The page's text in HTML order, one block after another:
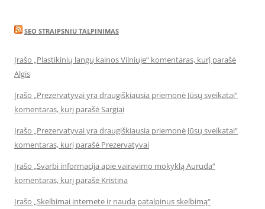
SEO STRAIPSNIU TALPINIMAS
Įrašo „Plastikinių langų kainos Vilniuje“ komentaras, kurį parašė
Algis
Įrašo „Prezervatyvai yra draugiškiausia priemonė Jūsų sveikatai“
komentaras, kurį parašė Sargiai
Įrašo „Prezervatyvai yra draugiškiausia priemonė Jūsų sveikatai“
komentaras, kurį parašė Prezervatyvai
Įrašo „Svarbi informacija apie vairavimo mokyklą Auruda“
komentaras, kurį parašė Kristina
Įrašo „Skelbimai internete ir nauda patalpinus skelbimą“